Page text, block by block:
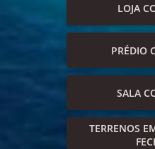
LOJA
PRÉDIO
SALA
TERRENOS